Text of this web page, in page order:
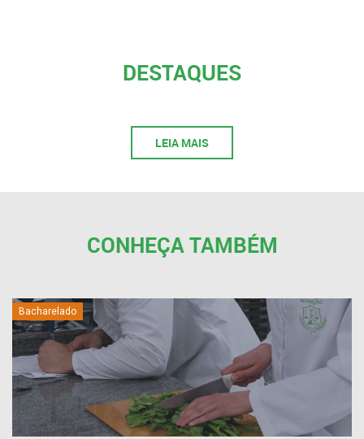
DESTAQUES
LEIA MAIS
CONHEÇA TAMBÉM
Bacharelado